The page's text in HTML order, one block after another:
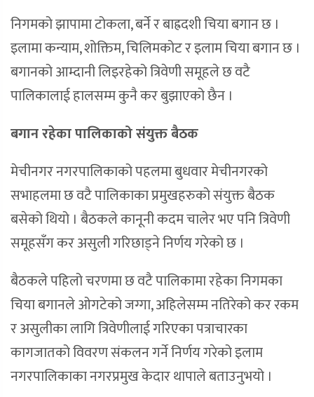
निगमको झापामा टोकला, बर्ने र बाह्रदशी चिया बगान छ ।
इलामा कन्याम, शोक्तिम, चिलिमकोट र इलाम चिया बगान छ ।
बगानको आम्दानी लिइरहेको त्रिवेणी समूहले छ वटै
पालिकालाई हालसम्म कुनै कर बुझाएको छैन ।
बगान रहेका पालिकाको संयुक्त बैठक
मेचीनगर नगरपालिकाको पहलमा बुधवार मेचीनगरको
सभाहलमा छ वटै पालिकाका प्रमुखहरुको संयुक्त बैठक
बसेको थियो । बैठकले कानूनी कदम चालेर भए पनि त्रिवेणी
समूहसँग कर असुली गरिछाड्ने निर्णय गरेको छ ।
बैठकले पहिलो चरणमा छ वटै पालिकामा रहेका निगमका
चिया बगानले ओगटेको जग्गा, अहिलेसम्म नतिरेको कर रकम
र असुलीका लागि त्रिवेणीलाई गरिएका पत्राचारका
कागजातको विवरण संकलन गर्ने निर्णय गरेको इलाम
नगरपालिकाका नगरप्रमुख केदार थापाले बताउनुभयो ।